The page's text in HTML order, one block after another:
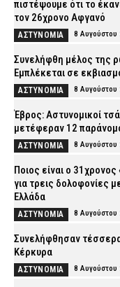
πιστέψουμε ότι το
τον 26χρονο Αφγανό
ΑΣΤΥΝΟΜΙΑ 8 Αυγούστου
Συνελήφθη μέλος της
Εμπλέκεται σε
ΑΣΤΥΝΟΜΙΑ 8 Αυγούστου
Έβρος: Αστυνομικοί
μετέφεραν 12
ΑΣΤΥΝΟΜΙΑ 8 Αυγούστου
Ποιος είναι ο
για τρεις δολοφονίες
Ελλάδα
ΑΣΤΥΝΟΜΙΑ 8 Αυγούστου
Συνελήφθησαν
Κέρκυρα
ΑΣΤΥΝΟΜΙΑ 8 Αυγούστου